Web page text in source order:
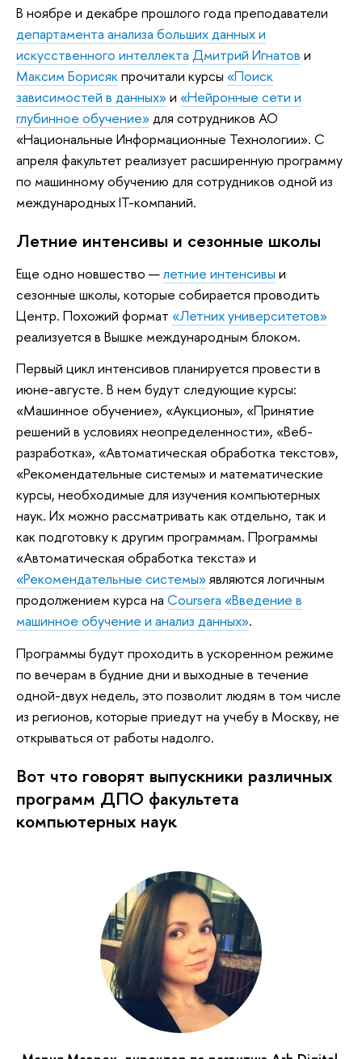
В ноябре и декабре прошлого года преподаватели
департамента анализа больших данных и
искусственного интеллекта Дмитрий Игнатов и
Максим Борисякпрочитали курсы «Поиск
зависимостей в данных»и «Нейронные сети и
глубинное обучение»для сотрудников АО
«Национальные Информационные Технологии». С
апреля факультет реализует расширенную программу
по машинному обучению для сотрудников одной из
международных IT-компаний.
Летние интенсивы и сезонные школы
Еще одно новшество —летние интенсивы и
сезонные школы, которые собирается проводить
Центр. Похожий формат «Летних университетов»
реализуется в Вышке международным блоком.
Первый цикл интенсивов планируется провести в
июне-августе. В нем будут следующие курсы:
«Машинное обучение», «Аукционы», «Принятие
решений в условиях неопределенности», «Веб-
разработка», «Автоматическая обработка текстов»,
«Рекомендательные системы» и математические
курсы, необходимые для изучения компьютерных
наук. Их можно рассматривать как отдельно, так и
как подготовку к другим программам. Программы
«Автоматическая обработка текста» и
«Рекомендательные системы»являются логичным
продолжением курса на Coursera «Введение в
машинное обучение и анализ данных».
Программы будут проходить в ускоренном режиме
по вечерам в будние дни и выходные в течение
одной-двух недель, это позволит людям в том числе
из регионов, которые приедут на учебу в Москву, не
открываться от работы надолго.
Вот что говорят выпускники различных
программ ДПО факультета
компьютерных наук